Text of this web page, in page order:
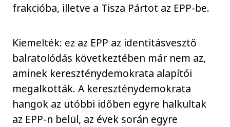
frakcióba, illetve a Tisza Pártot az EPP-be.
Kiemelték: ez az EPP az identitásvesztő
balratolódás következtében már nem az,
aminek kereszténydemokrata alapítói
megalkották. A kereszténydemokrata
hangok az utóbbi időben egyre halkultak
az EPP-n belül, az évek során egyre